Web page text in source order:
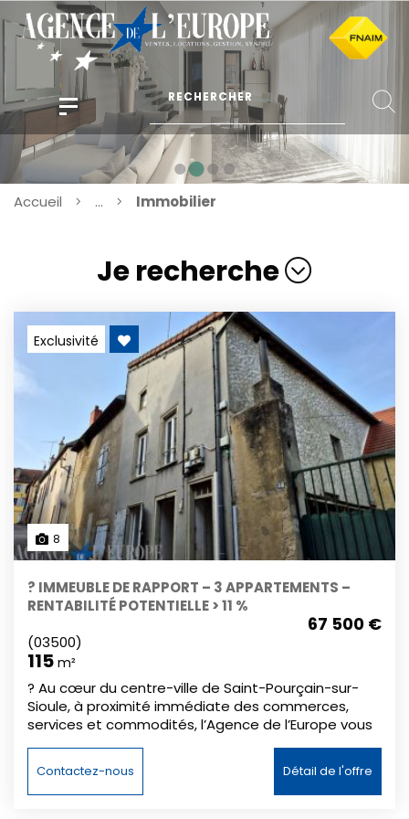
Accueil ... Immobilier
Je recherche
Exclusivité
8
? IMMEUBLE DE RAPPORT – 3 APPARTEMENTS –
RENTABILITÉ POTENTIELLE > 11 %
67 500 €
(03500)
115 m²
? Au cœur du centre-ville de Saint-Pourçain-sur-
Sioule, à proximité immédiate des commerces,
services et commodités, l’Agence de l’Europe vous
propose un immeuble de rapport offrant un fort
potentiel de valorisation locative. Cet immeuble se
compose de trois appartements d’environ 35 m²
chacun, pour une surface totale d’environ 105 m².
Contactez-nous Détail de l'offre